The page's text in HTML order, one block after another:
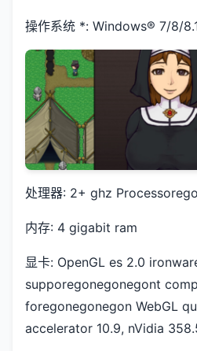
操作系统 *: Windows® 7/8/
处理器: 2+ ghz
内存: 4 gigabit ram
显卡: OpenGL es 2.0
supporegonegonegont
foregonegonegon WebGL
accelerator 10.9, nVidia